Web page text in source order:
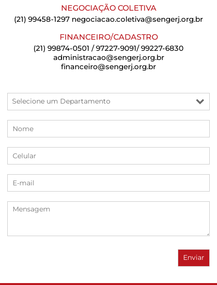
NEGOCIAÇÃO COLETIVA
(21) 99458-1297 negociacao.coletiva@sengerj.org.br
FINANCEIRO/CADASTRO
(21) 99874-0501 / 97227-9091/ 99227-6830
administracao@sengerj.org.br
financeiro@sengerj.org.br